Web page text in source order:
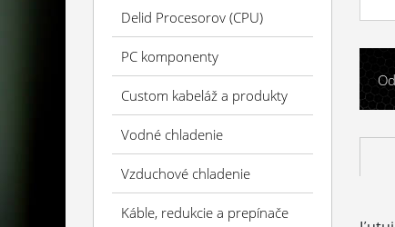
Delid Procesorov (CPU)
PC komponenty
Custom kabeláž a produkty
Vodné chladenie
Vzduchové chladenie
Káble, redukcie a prepínače